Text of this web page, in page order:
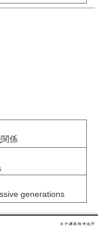
関係
generations